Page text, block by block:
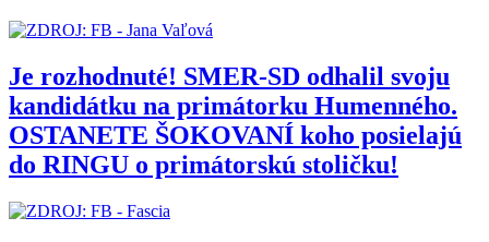
Je rozhodnuté! SMER-SD odhalil svoju
kandidátku na primátorku Humenného.
OSTANETE ŠOKOVANÍ koho posielajú
do RINGU o primátorskú stoličku!